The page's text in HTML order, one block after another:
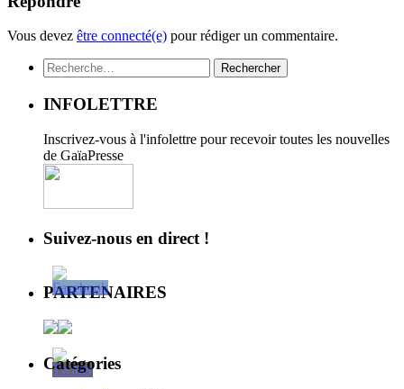
Vous devez être connecté(e) pour rédiger un commentaire.
Rechercher :
INFOLETTRE
Inscrivez-vous à l'infolettre pour recevoir toutes les nouvelles
de GaïaPresse
Suivez-nous en direct !
PARTENAIRES
Catégories